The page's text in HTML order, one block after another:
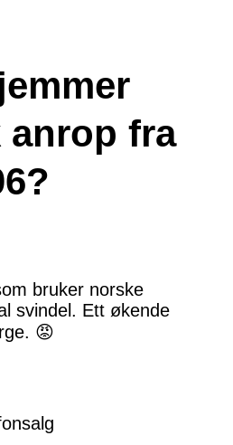
anrop fra
bruker norske
svindel. Ett økende
😡